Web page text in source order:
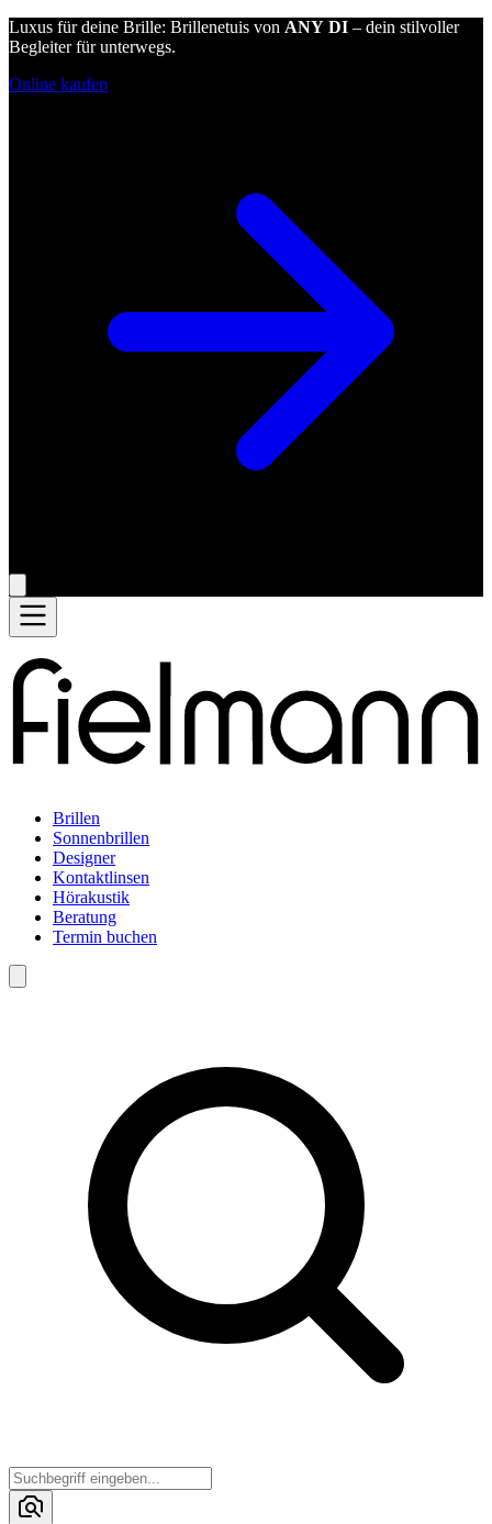
Luxus für deine Brille: Brillenetuis von ANY DI – dein stilvoller
Begleiter für unterwegs.
Online kaufen
Brillen
Sonnenbrillen
Designer
Kontaktlinsen
Hörakustik
Beratung
Termin buchen